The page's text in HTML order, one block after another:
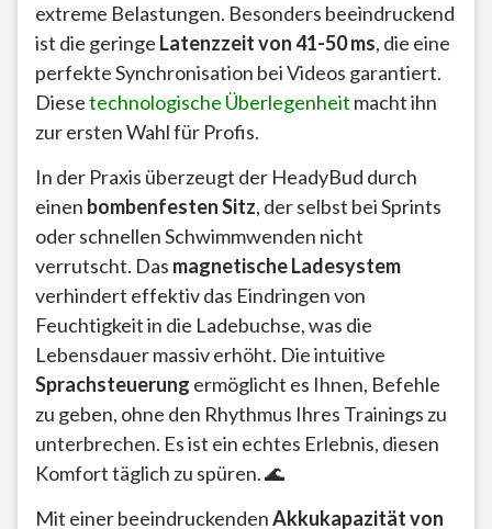
extreme Belastungen. Besonders beeindruckend
ist die geringe Latenzzeit von 41-50 ms, die eine
perfekte Synchronisation bei Videos garantiert.
Diesetechnologische Überlegenheit macht ihn
zur ersten Wahl für Profis.
In der Praxis überzeugt der HeadyBud durch
einen bombenfesten Sitz, der selbst bei Sprints
oder schnellen Schwimmwenden nicht
verrutscht. Das magnetische Ladesystem
verhindert effektiv das Eindringen von
Feuchtigkeit in die Ladebuchse, was die
Lebensdauer massiv erhöht. Die intuitive
Sprachsteuerung ermöglicht es Ihnen, Befehle
zu geben, ohne den Rhythmus Ihres Trainings zu
unterbrechen. Es ist ein echtes Erlebnis, diesen
Komfort täglich zu spüren. 🌊
Mit einer beeindruckendenAkkukapazität von